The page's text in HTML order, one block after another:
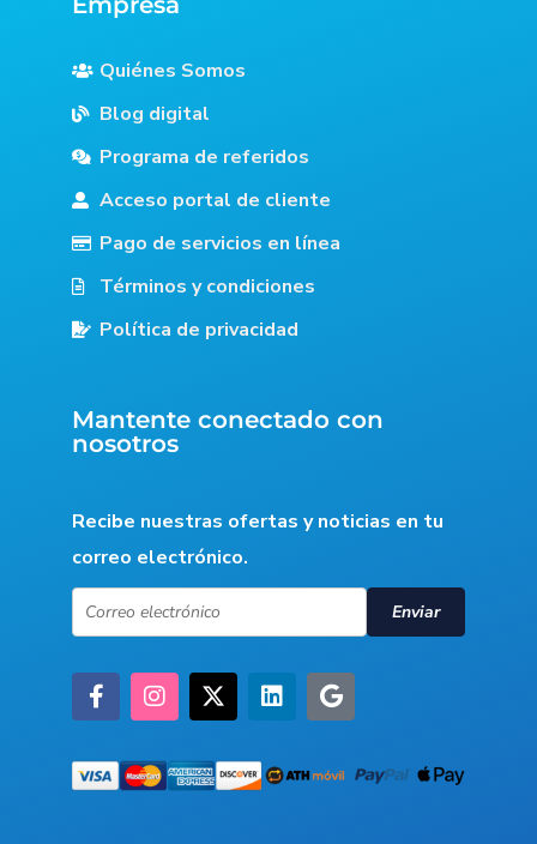
Quiénes Somos
Blog digital
Programa de referidos
Acceso portal de cliente
Pago de servicios en línea
Términos y condiciones
Política de privacidad
Mantente conectado con
nosotros
Recibe nuestras ofertas y noticias en tu
correo electrónico.